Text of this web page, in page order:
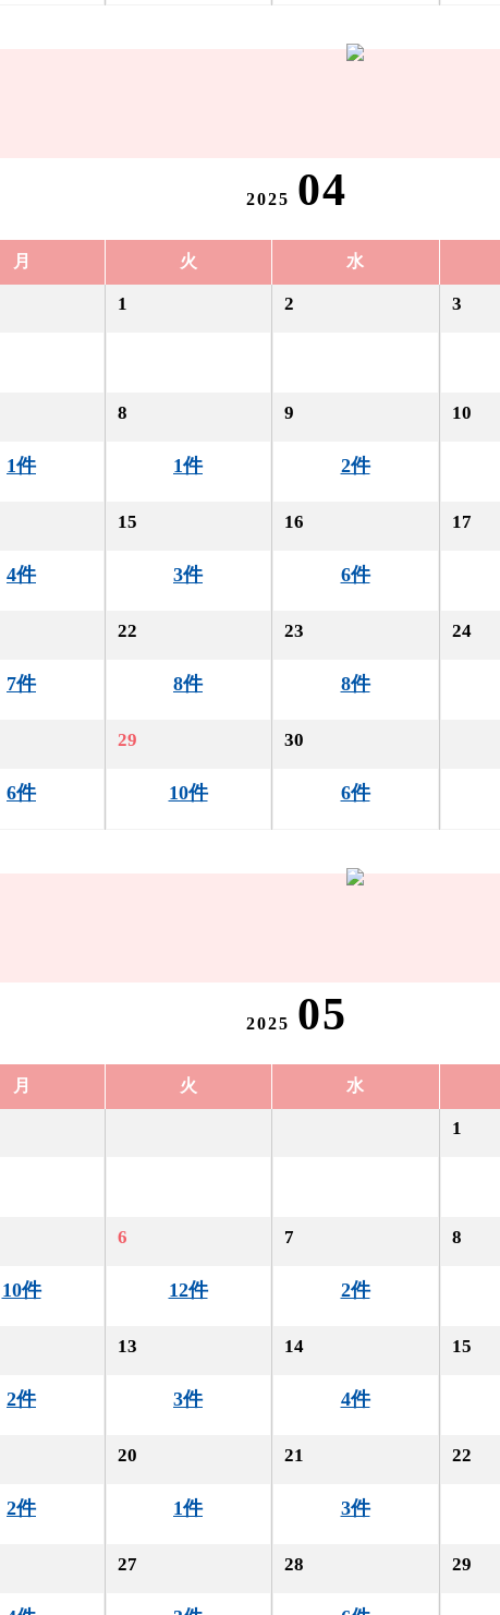
2025 04
月 火 水
1 2 3
1件
8
1件
9
2件
10
4件
15
3件
16
6件
17
7件
22
8件
23
8件
24
6件
29
10件
30
6件
2025 05
月 火 水
1
10件
6
12件
7
2件
8
2件
13
3件
14
4件
15
2件
20
1件
21
3件
22
27 28 29